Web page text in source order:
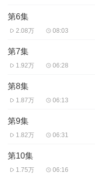
第6集
2.08万 08:03
第7集
1.92万 06:28
第8集
1.87万 06:13
第9集
1.82万 06:31
第10集
1.75万 06:16